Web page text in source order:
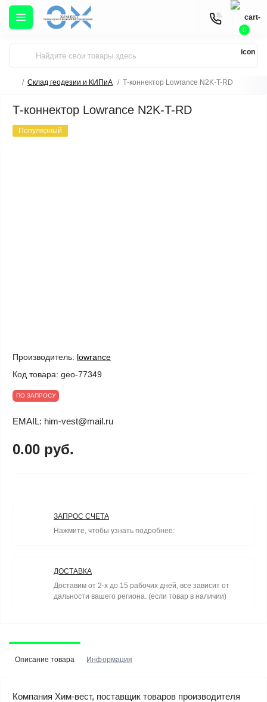
0
Склад геодезии и КИПиА Т-коннектор Lowrance N2K-T-RD
Т-коннектор Lowrance N2K-T-RD
Популярный
Производитель: lowrance
Код товара: geo-77349
ПО ЗАПРОСУ
EMAIL: him-vest@mail.ru
0.00 руб.
ЗАПРОС СЧЕТА
Нажмите, чтобы узнать подробнее:
ДОСТАВКА
Доставим от 2-х до 15 рабочих дней, все зависит от
дальности вашего региона. (если товар в наличии)
Описание товара Информация
Компания Хим-вест, поставщик товаров производителя